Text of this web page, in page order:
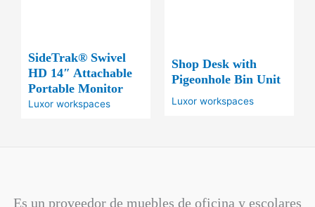
SideTrak® Swivel
HD 14″ Attachable
Portable Monitor
Luxor workspaces
Shop Desk with
Pigeonhole Bin Unit
Luxor workspaces
Es un proveedor de muebles de oficina y escolares